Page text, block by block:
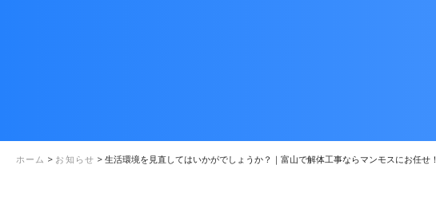
ホーム > お知らせ > 生活環境を見直してはいかがでしょうか？｜富山で解体工事ならマンモスにお任せ！